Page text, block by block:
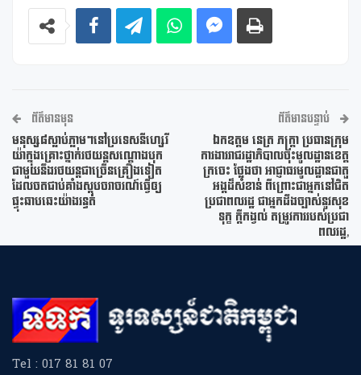
ព័ត៌មានមុន
មនុស្ស៨ស្លាប់ភ្លាមៗនៅប្រទេសនីហ្សេរី
យ៉ាក្នុងគ្រោះថ្នាក់រថយន្តសណ្តោងបុក
ជាមួយនឹងរថយន្តជាច្រើនគ្រឿងទៀត
ដែលចតជាប់គាំងស្តុបចរាចរណ៍ធ្វើឲ្យ
ផ្ទុះឆាបឆេះយ៉ាងរន្ធត់
ព័ត៌មានបន្ទាប់
ឯកឧត្តម នេត្រ ភក្ត្រា ប្រធានក្រុម
ការងាររាជរដ្ឋាភិបាលចុះមូលដ្ឋានខេត្ត
ក្រចេះ ថ្លែងថា អាជ្ញាធរមូលដ្ឋានជាតួ
អង្គដ៏សំខាន់ ពីព្រោះជាអ្នកនៅជិត
ប្រជាពលរដ្ឋ ជាអ្នកដឹងច្បាស់នូវសុខ
ទុក្ខ ក្តីកង្វល់ តម្រូវការរបស់ប្រជា
ពលរដ្ឋ,
Tel : 017 81 81 07